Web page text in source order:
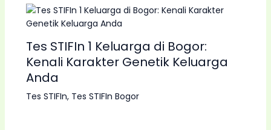
Tes STIFIn 1 Keluarga di Bogor:
Kenali Karakter Genetik Keluarga
Anda
Tes STIFIn, Tes STIFIn Bogor